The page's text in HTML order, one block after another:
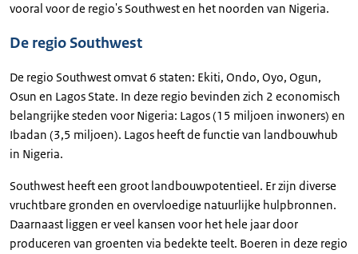
vooral voor de regio's Southwest en het noorden van Nigeria.
De regio Southwest
De regio Southwest omvat 6 staten: Ekiti, Ondo, Oyo, Ogun,
Osun en Lagos State. In deze regio bevinden zich 2 economisch
belangrijke steden voor Nigeria: Lagos (15 miljoen inwoners) en
Ibadan (3,5 miljoen). Lagos heeft de functie van landbouwhub
in Nigeria.
Southwest heeft een groot landbouwpotentieel. Er zijn diverse
vruchtbare gronden en overvloedige natuurlijke hulpbronnen.
Daarnaast liggen er veel kansen voor het hele jaar door
produceren van groenten via bedekte teelt. Boeren in deze regio